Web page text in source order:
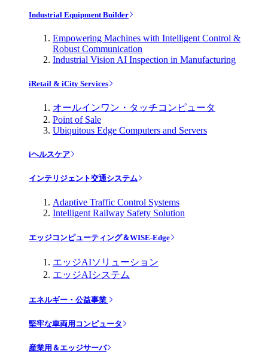
Industrial Equipment Builder
Empowering Machines with Intelligent Control &
Robust Communication
Industrial Vision AI Inspection in Manufacturing
iRetail & iCity Services
オールインワン・タッチコンピュータ
Point of Sale
Ubiquitous Edge Computers and Servers
iヘルスケア
インテリジェント交通システム
Adaptive Traffic Control Systems
Intelligent Railway Safety Solution
エッジコンピューティング＆WISE-Edge
エッジAIソリューション
エッジAIシステム
エネルギー・公益事業
堅牢な車両用コンピュータ
産業用＆エッジサーバ